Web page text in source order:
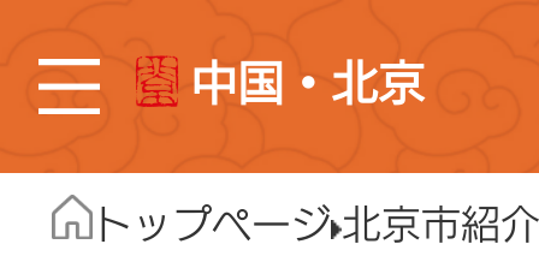
中国・北京
トップページ 北京市紹